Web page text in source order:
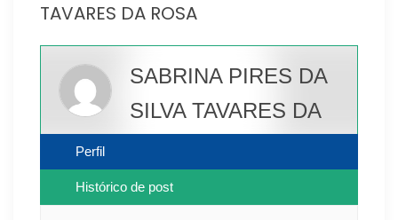
TAVARES DA ROSA
SABRINA PIRES DA
SILVA TAVARES DA
Usuário
Perfil
Histórico de post